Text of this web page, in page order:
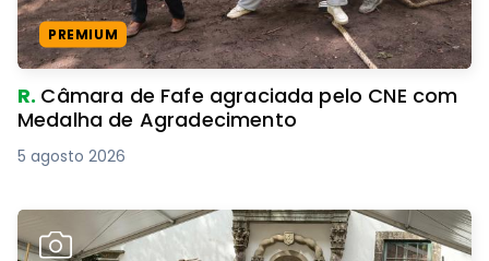
PREMIUM
R. Câmara de Fafe agraciada pelo CNE com
Medalha de Agradecimento
5 agosto 2026